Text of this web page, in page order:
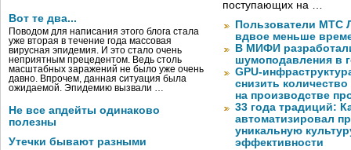
Вот те два...
Поводом для написания этого блога стала
уже вторая в течение года массовая
вирусная эпидемия. И это стало очень
неприятным прецедентом. Ведь столь
масштабных заражений не было уже очень
давно. Впрочем, данная ситуация была
ожидаемой. Эпидемию вызвали …
Не все апдейты одинаково
полезны
Утечки бывают разными
поступающих на …
Пользователи МТС
вдвое меньше
В МИФИ
шумоподавления в
GPU-
снизить
на производстве
33 года традиций:
автоматизировал
уникальную
эффективности